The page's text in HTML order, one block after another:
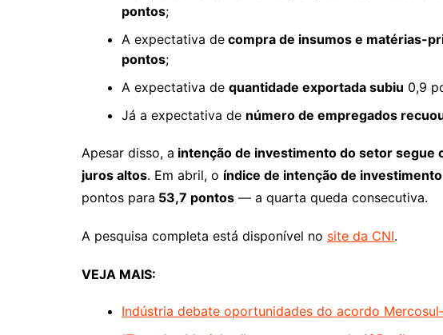
pontos;
A expectativa de compra de insumos e matérias-
pontos;
A expectativa de quantidade exportada subiu 0,9
Já a expectativa de número de empregados
Apesar disso, a intenção de investimento do setor segue
juros altos. Em abril, o índice de intenção de
pontos para 53,7 pontos — a quarta queda consecutiva.
A pesquisa completa está disponível no site da CNI.
VEJA MAIS:
Indústria debate oportunidades do acordo